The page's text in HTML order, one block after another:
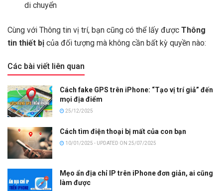
di chuyển
Cùng với Thông tin vị trí, bạn cũng có thể lấy được Thông
tin thiết bị của đối tượng mà không cần bất kỳ quyền nào:
Các bài viết liên quan
Cách fake GPS trên iPhone: “Tạo vị trí giả” đến
mọi địa điểm
25/12/2025
Cách tìm điện thoại bị mất của con bạn
10/01/2025 - UPDATED ON 25/07/2025
Mẹo ẩn địa chỉ IP trên iPhone đơn giản, ai cũng
làm được